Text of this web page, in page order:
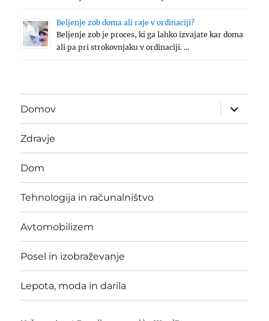
Beljenje zob doma ali raje v ordinaciji?
Beljenje zob je proces, ki ga lahko izvajate kar doma
ali pa pri strokovnjaku v ordinaciji. …
Domov
expand
child
menu
Zdravje
Dom
Tehnologija in računalništvo
Avtomobilizem
Posel in izobraževanje
Lepota, moda in darila